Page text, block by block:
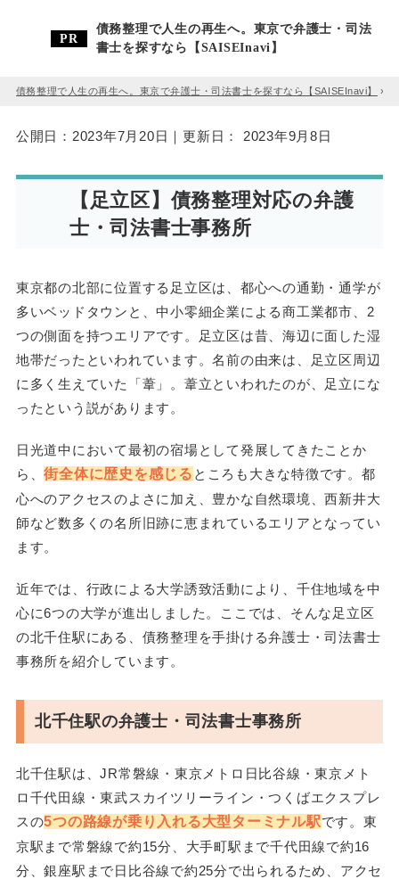
債務整理で人生の再生へ。東京で弁護士・司法
書士を探すなら【SAISEInavi】
債務整理で人生の再生へ。東京で弁護士・司法書士を探すなら【SAISEInavi】 »
公開日： 2023年7月20日 ｜更新日： 2023年9月8日
【足立区】債務整理対応の弁護
士・司法書士事務所
東京都の北部に位置する足立区は、都心への通勤・通学が
多いベッドタウンと、中小零細企業による商工業都市、2
つの側面を持つエリアです。足立区は昔、海辺に面した湿
地帯だったといわれています。名前の由来は、足立区周辺
に多く生えていた「葦」。葦立といわれたのが、足立にな
ったという説があります。
日光道中において最初の宿場として発展してきたことか
ら、街全体に歴史を感じる ところも大きな特徴です。都
心へのアクセスのよさに加え、豊かな自然環境、西新井大
師など数多くの名所旧跡に恵まれているエリアとなってい
ます。
近年では、行政による大学誘致活動により、千住地域を中
心に6つの大学が進出しました。ここでは、そんな足立区
の北千住駅にある、債務整理を手掛ける弁護士・司法書士
事務所を紹介しています。
北千住駅の弁護士・司法書士事務所
北千住駅は、JR常磐線・東京メトロ日比谷線・東京メト
ロ千代田線・東武スカイツリーライン・つくばエクスプレ
スの5つの路線が乗り入れる大型ターミナル駅です。東
京駅まで常磐線で約15分、大手町駅まで千代田線で約16
分、銀座駅まで日比谷線で約25分で出られるため、アクセ